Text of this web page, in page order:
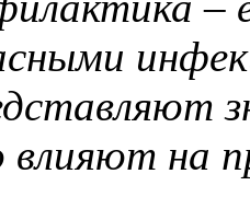
влияют на